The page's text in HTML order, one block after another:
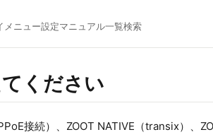
メニュー設定マニュアル一覧検索
ください
接続）、ZOOT NATIVE（transix）、